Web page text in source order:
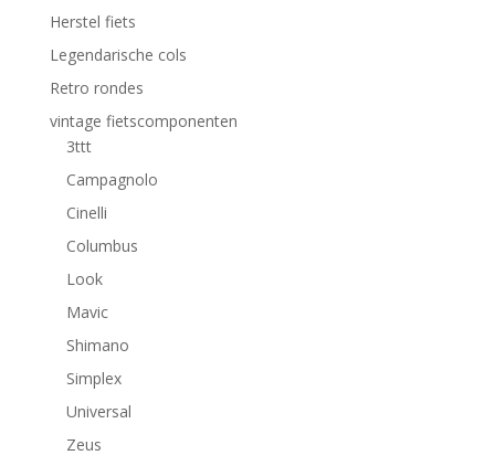
Herstel fiets
Legendarische cols
Retro rondes
vintage fietscomponenten
3ttt
Campagnolo
Cinelli
Columbus
Look
Mavic
Shimano
Simplex
Universal
Zeus